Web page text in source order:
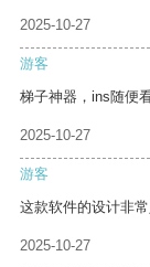
2025-10-27
游客
梯子神器，ins随便
2025-10-27
游客
这款软件的设计非
2025-10-27